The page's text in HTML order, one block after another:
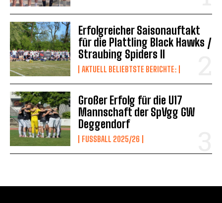
Erfolgreicher Saisonauftakt
für die Plattling Black Hawks /
Straubing Spiders II
AKTUELL BELIEBTSTE BERICHTE:
Großer Erfolg für die U17
Mannschaft der SpVgg GW
Deggendorf
FUSSBALL 2025/26